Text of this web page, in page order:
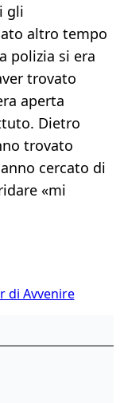
gli
altro tempo
polizia si era
trovato
aperta
Dietro
trovato
cercato di
«mi
di Avvenire